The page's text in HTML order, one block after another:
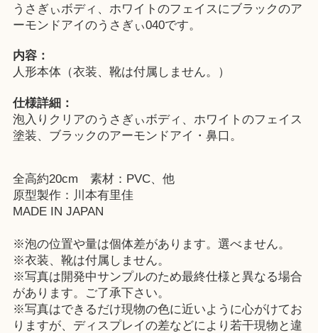
うさぎぃボディ、ホワイトのフェイスにブラックのア
ーモンドアイのうさぎぃ040です。
内容：
人形本体（衣装、靴は付属しません。）
仕様詳細：
泡入りクリアのうさぎぃボディ、ホワイトのフェイス
塗装、ブラックのアーモンドアイ・鼻口。
全高約20cm 素材：PVC、他
原型製作：川本有里佳
MADE IN JAPAN
※泡の位置や量は個体差があります。選べません。
※衣装、靴は付属しません。
※写真は開発中サンプルのため最終仕様と異なる場合
があります。ご了承下さい。
※写真はできるだけ現物の色に近いように心がけてお
りますが、ディスプレイの差などにより若干現物と違